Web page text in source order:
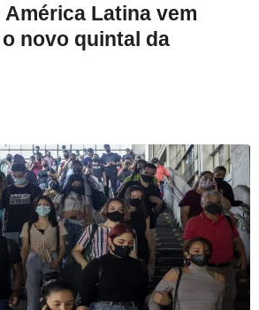
Latina vem
novo quintal da